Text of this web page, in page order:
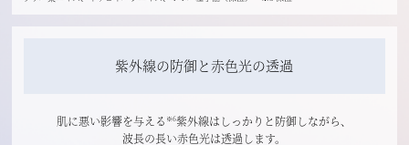
紫外線の防御と赤色光の透過
肌に悪い影響を与える ※6紫外線はしっかりと防御しながら、
波長の長い赤色光は透過します。